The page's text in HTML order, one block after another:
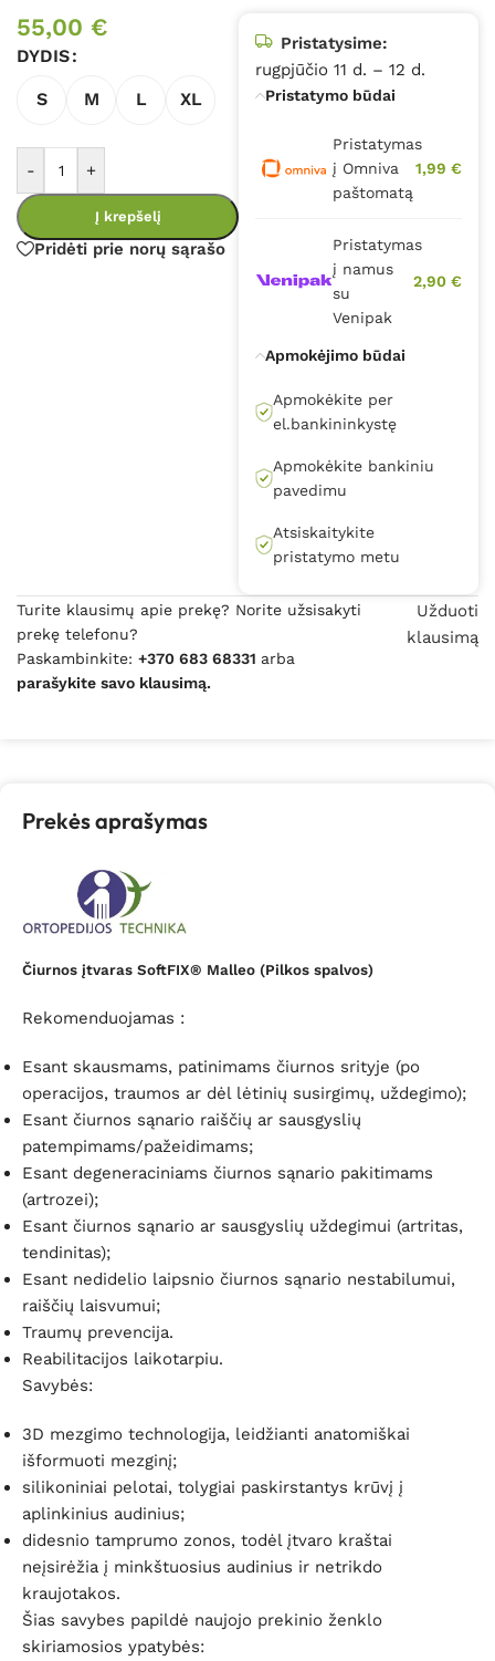
55,00 €
DYDIS
S M L XL
- +
Į krepšelį
Pridėti prie norų sąrašo
Pristatysime:
rugpjūčio 11 d. – 12 d.
Pristatymo būdai
Pristatymas
į Omniva
paštomatą
1,99 €
Pristatymas
į namus
su
Venipak
2,90 €
Apmokėjimo būdai
Apmokėkite per
el.bankininkystę
Apmokėkite bankiniu
pavedimu
Atsiskaitykite
pristatymo metu
Turite klausimų apie prekę? Norite užsisakyti
prekę telefonu?
Paskambinkite: +370 683 68331 arba
parašykite savo klausimą.
Užduoti
klausimą
Prekės aprašymas
Čiurnos įtvaras SoftFIX® Malleo (Pilkos spalvos)
Rekomenduojamas :
Esant skausmams, patinimams čiurnos srityje (po
operacijos, traumos ar dėl lėtinių susirgimų, uždegimo);
Esant čiurnos sąnario raiščių ar sausgyslių
patempimams/pažeidimams;
Esant degeneraciniams čiurnos sąnario pakitimams
(artrozei);
Esant čiurnos sąnario ar sausgyslių uždegimui (artritas,
tendinitas);
Esant nedidelio laipsnio čiurnos sąnario nestabilumui,
raiščių laisvumui;
Traumų prevencija.
Reabilitacijos laikotarpiu.
Savybės:
3D mezgimo technologija, leidžianti anatomiškai
išformuoti mezginį;
silikoniniai pelotai, tolygiai paskirstantys krūvį į
aplinkinius audinius;
didesnio tamprumo zonos, todėl įtvaro kraštai
neįsirėžia į minkštuosius audinius ir netrikdo
kraujotakos.
Šias savybes papildė naujojo prekinio ženklo
skiriamosios ypatybės: